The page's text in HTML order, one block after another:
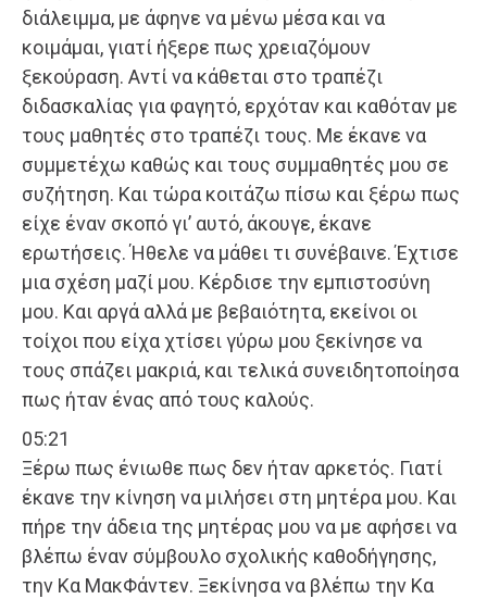
διάλειμμα, με άφηνε να μένω μέσα και να
κοιμάμαι, γιατί ήξερε πως χρειαζόμουν
ξεκούραση. Αντί να κάθεται στο τραπέζι
διδασκαλίας για φαγητό, ερχόταν και καθόταν με
τους μαθητές στο τραπέζι τους. Με έκανε να
συμμετέχω καθώς και τους συμμαθητές μου σε
συζήτηση. Και τώρα κοιτάζω πίσω και ξέρω πως
είχε έναν σκοπό γι’ αυτό, άκουγε, έκανε
ερωτήσεις. Ήθελε να μάθει τι συνέβαινε. Έχτισε
μια σχέση μαζί μου. Κέρδισε την εμπιστοσύνη
μου. Και αργά αλλά με βεβαιότητα, εκείνοι οι
τοίχοι που είχα χτίσει γύρω μου ξεκίνησε να
τους σπάζει μακριά, και τελικά συνειδητοποίησα
πως ήταν ένας από τους καλούς.
05:21
Ξέρω πως ένιωθε πως δεν ήταν αρκετός. Γιατί
έκανε την κίνηση να μιλήσει στη μητέρα μου. Και
πήρε την άδεια της μητέρας μου να με αφήσει να
βλέπω έναν σύμβουλο σχολικής καθοδήγησης,
την Κα ΜακΦάντεν. Ξεκίνησα να βλέπω την Κα